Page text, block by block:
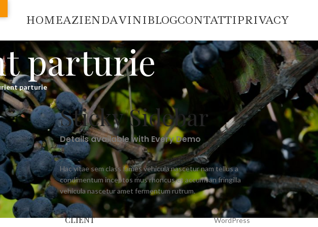
HOMEAZIENDAVINIBLOGCONTATTIPRIVACY
parturie
parturie
Sticky Sidebar
Details available with Every Demo
Hac vitae sem class fames vehicula nascetur nam tellus a
condimentum inceptos mus rhoncus et accumsan fringilla
vehicula nascetur amet fermentum rutrum.
CLIENT WordPress